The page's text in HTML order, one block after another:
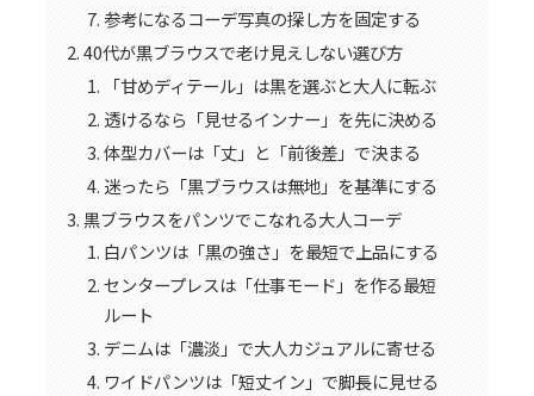
参考になるコーデ写真の探し方を固定する
40代が黒ブラウスで老け見えしない選び方
「甘めディテール」は黒を選ぶと大人に転ぶ
透けるなら「見せるインナー」を先に決める
体型カバーは「丈」と「前後差」で決まる
迷ったら「黒ブラウスは無地」を基準にする
黒ブラウスをパンツでこなれる大人コーデ
白パンツは「黒の強さ」を最短で上品にする
センタープレスは「仕事モード」を作る最短
ルート
デニムは「濃淡」で大人カジュアルに寄せる
ワイドパンツは「短丈イン」で脚長に見せる